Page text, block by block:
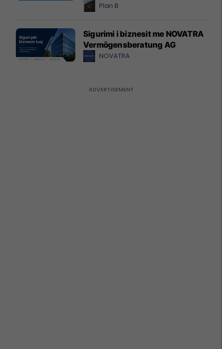
Plan B
Sigurimi i biznesit me NOVATRA
Vermögensberatung AG
NOVATRA